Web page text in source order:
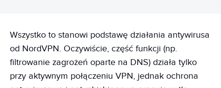
Wszystko to stanowi podstawę działania antywirusa
od NordVPN. Oczywiście, część funkcji (np.
filtrowanie zagrożeń oparte na DNS) działa tylko
przy aktywnym połączeniu VPN, jednak ochrona